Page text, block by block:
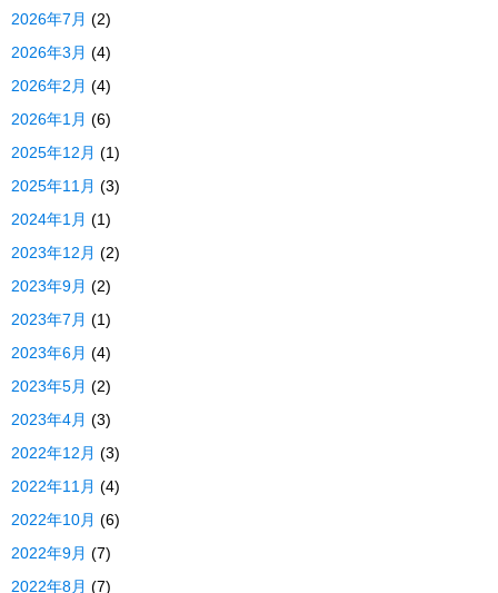
2026年7月 (2)
2026年3月 (4)
2026年2月 (4)
2026年1月 (6)
2025年12月 (1)
2025年11月 (3)
2024年1月 (1)
2023年12月 (2)
2023年9月 (2)
2023年7月 (1)
2023年6月 (4)
2023年5月 (2)
2023年4月 (3)
2022年12月 (3)
2022年11月 (4)
2022年10月 (6)
2022年9月 (7)
2022年8月 (7)